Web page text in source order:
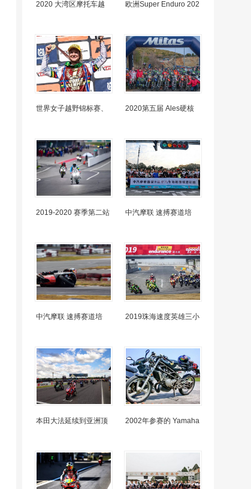
2020 大湾区摩托车越 欧洲Super Enduro 202
世界女子越野锦标赛、 2020第五届 Ales硬核
2019-2020 赛季第二站 中汽摩联 速搏赛道培
中汽摩联 速搏赛道培 2019珠海速度英雄三小
本田大法延续到亚洲顶 2002年参赛的 Yamaha